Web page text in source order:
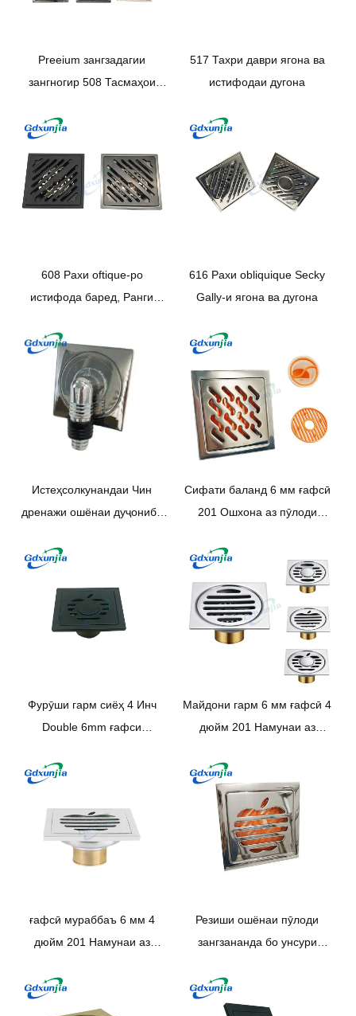
Preeium зангзадагии
зангногир 508 Тасмаҳои
517 Тахри даври ягона ва
истифодаи дугона
608 Рахи oftique-ро
истифода баред, Ранги
якҷанба дурахшон
616 Рахи obliquique Secky
Gally-и ягона ва дугона
Истеҳсолкунандаи Чин
дренажи ошёнаи дуҷониба
ҷомашӯии Toshiba
Сифати баланд 6 мм ғафсӣ
201 Ошхона аз пӯлоди
дренажии ошёна барои
Фурӯши гарм сиёҳ 4 Инч
Double 6mm ғафси
201 Дренажи ошёнаи
—СИНЗҲИЯ/СУНҶЯ
Майдони гарм 6 мм ғафсӣ 4
дюйм 201 Намунаи аз
себи ҳаммом барои души
дренажии ошёнаи зидди бӯй
бо Bayonet -СИНЖИҶЯ/
СУНҶЯ
ғафсӣ мураббаъ 6 мм 4
дюйм 201 Намунаи аз
дренажии ошёнаи душ бо
бӯи мис, ки худаш мӯҳр
Резиши ошёнаи пӯлоди
зангзананда бо унсури